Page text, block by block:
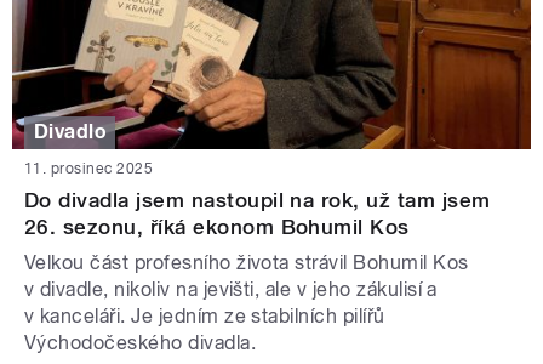
Divadlo
11. prosinec 2025
Do divadla jsem nastoupil na rok, už tam jsem
26. sezonu, říká ekonom Bohumil Kos
Velkou část profesního života strávil Bohumil Kos
v divadle, nikoliv na jevišti, ale v jeho zákulisí a
v kanceláři. Je jedním ze stabilních pilířů
Východočeského divadla.